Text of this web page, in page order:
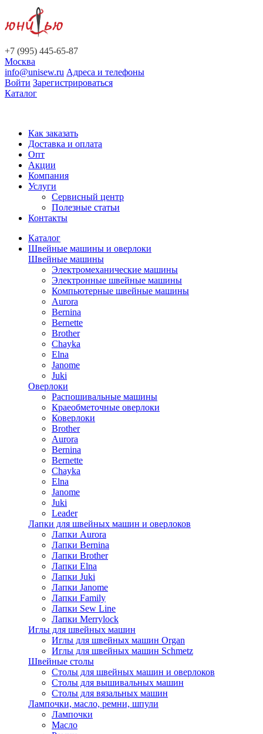
+7 (995) 445-65-87
Москва
info@unisew.ru Адреса и телефоны
Войти Зарегистрироваться
Каталог
Как заказать
Доставка и оплата
Опт
Акции
Компания
Услуги
Сервисный центр
Полезные статьи
Контакты
Каталог
Швейные машины и оверлоки
Швейные машины
Электромеханические машины
Электронные швейные машины
Компьютерные швейные машины
Aurora
Bernina
Bernette
Brother
Chayka
Elna
Janome
Juki
Оверлоки
Распошивальные машины
Краеобметочные оверлоки
Коверлоки
Brother
Aurora
Bernina
Bernette
Chayka
Elna
Janome
Juki
Leader
Лапки для швейных машин и оверлоков
Лапки Aurora
Лапки Bernina
Лапки Brother
Лапки Elna
Лапки Juki
Лапки Janome
Лапки Family
Лапки Sew Line
Лапки Merrylock
Иглы для швейных машин
Иглы для швейных машин Organ
Иглы для швейных машин Schmetz
Швейные столы
Столы для швейных машин и оверлоков
Столы для вышивальных машин
Столы для вязальных машин
Лампочки, масло, ремни, шпули
Лампочки
Масло